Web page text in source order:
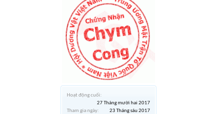
Hoạt động cuối:
27 Tháng mười hai 2017
Tham gia ngày:
23 Tháng sáu 2017